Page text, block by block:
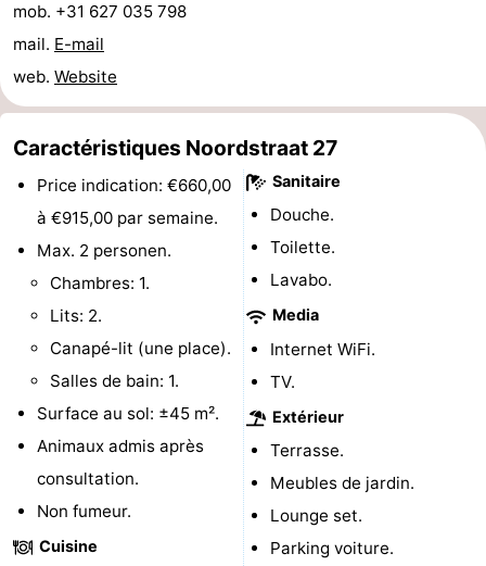
Faire
vélo
-
Équitation
-
Terrains
golf
-
Peche
Sportive
Equitation
Boire
manger
Événements
Conduite
l'anneau
Pratiques
Forum
Route
mob. +31 627 035 798
mail. E-mail
web. Website
Caractéristiques Noordstraat 27
Price indication: €660,00
à €915,00 par semaine.
Max. 2 personen.
Chambres: 1.
Lits: 2.
Canapé-lit (une place).
Salles de bain: 1.
Surface au sol: ±45 m².
Animaux admis après
consultation.
Non fumeur.
Cuisine
Sanitaire
Douche.
Toilette.
Lavabo.
Media
Internet WiFi.
TV.
Extérieur
Terrasse.
Meubles de jardin.
Lounge set.
Parking voiture.